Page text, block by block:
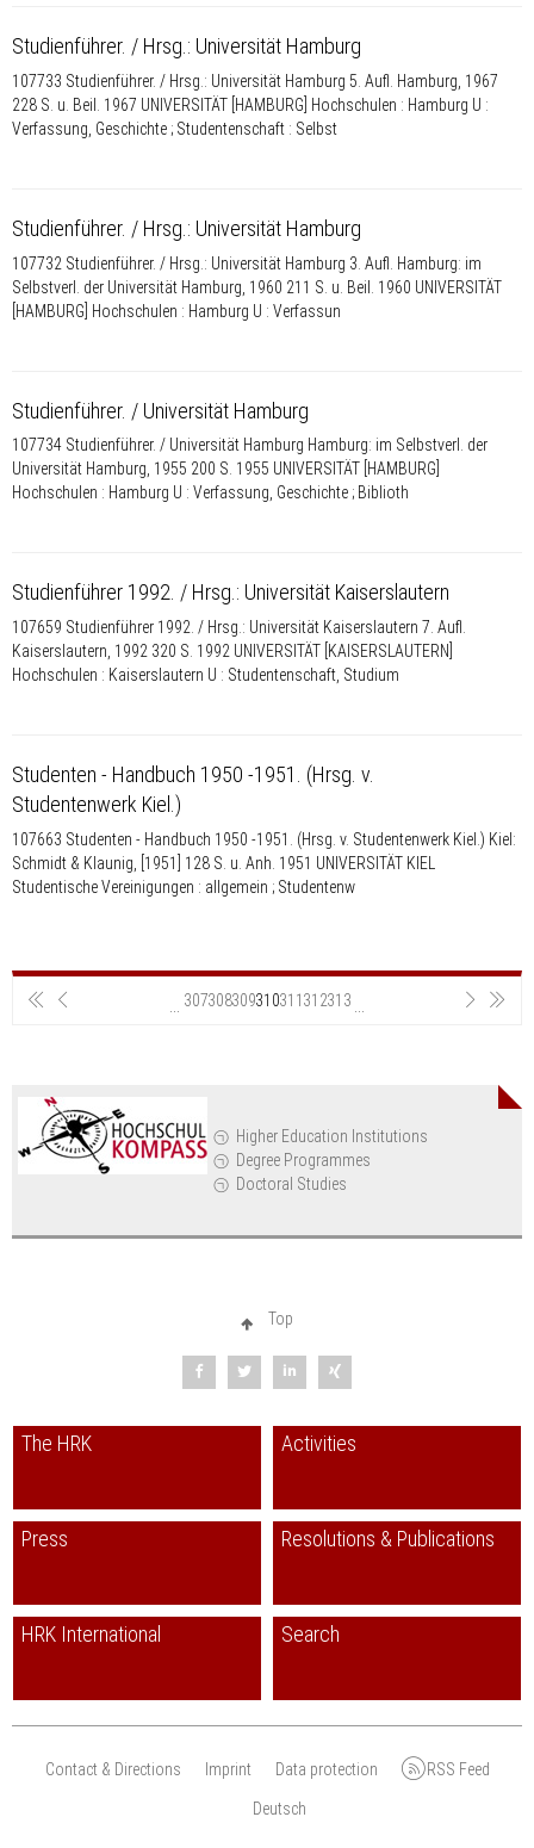
Studienführer. / Hrsg.: Universität Hamburg
107733 Studienführer. / Hrsg.: Universität Hamburg 5. Aufl. Hamburg, 1967
228 S. u. Beil. 1967 UNIVERSITÄT [HAMBURG] Hochschulen : Hamburg U :
Verfassung, Geschichte ; Studentenschaft : Selbst
Studienführer. / Hrsg.: Universität Hamburg
107732 Studienführer. / Hrsg.: Universität Hamburg 3. Aufl. Hamburg: im
Selbstverl. der Universität Hamburg, 1960 211 S. u. Beil. 1960 UNIVERSITÄT
[HAMBURG] Hochschulen : Hamburg U : Verfassun
Studienführer. / Universität Hamburg
107734 Studienführer. / Universität Hamburg Hamburg: im Selbstverl. der
Universität Hamburg, 1955 200 S. 1955 UNIVERSITÄT [HAMBURG]
Hochschulen : Hamburg U : Verfassung, Geschichte ; Biblioth
Studienführer 1992. / Hrsg.: Universität Kaiserslautern
107659 Studienführer 1992. / Hrsg.: Universität Kaiserslautern 7. Aufl.
Kaiserslautern, 1992 320 S. 1992 UNIVERSITÄT [KAISERSLAUTERN]
Hochschulen : Kaiserslautern U : Studentenschaft, Studium
Studenten - Handbuch 1950 -1951. (Hrsg. v.
Studentenwerk Kiel.)
107663 Studenten - Handbuch 1950 -1951. (Hrsg. v. Studentenwerk Kiel.) Kiel:
Schmidt & Klaunig, [1951] 128 S. u. Anh. 1951 UNIVERSITÄT KIEL
Studentische Vereinigungen : allgemein ; Studentenw
First Previous 307308309310311312313 Next Last
Higher Education Institutions
Degree Programmes
Doctoral Studies
Top
The HRK Activities
Press Resolutions & Publications
HRK International Search
Contact & Directions Imprint Data protection RSS Feed
Deutsch